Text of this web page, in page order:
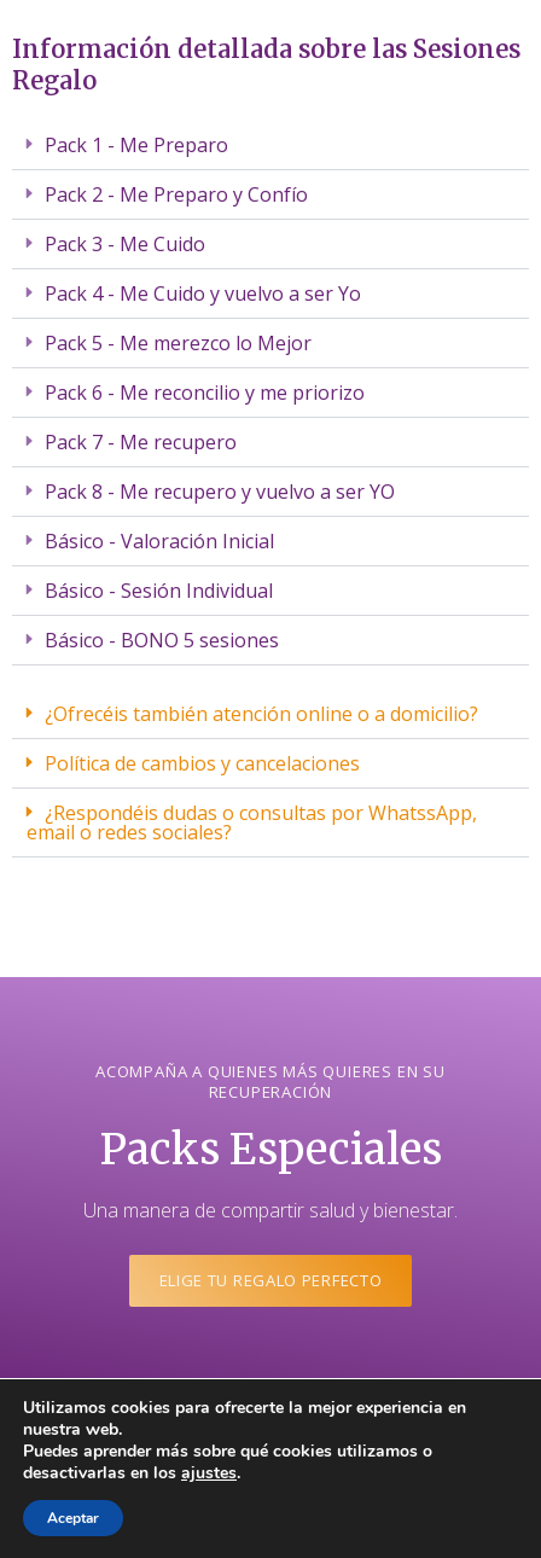
Información detallada sobre las Sesiones
Regalo
Pack 1 - Me Preparo
Pack 2 - Me Preparo y Confío
Pack 3 - Me Cuido
Pack 4 - Me Cuido y vuelvo a ser Yo
Pack 5 - Me merezco lo Mejor
Pack 6 - Me reconcilio y me priorizo
Pack 7 - Me recupero
Pack 8 - Me recupero y vuelvo a ser YO
Básico - Valoración Inicial
Básico - Sesión Individual
Básico - BONO 5 sesiones
¿Ofrecéis también atención online o a domicilio?
Política de cambios y cancelaciones
¿Respondéis dudas o consultas por WhatssApp,
email o redes sociales?
ACOMPAÑA A QUIENES MÁS QUIERES EN SU
RECUPERACIÓN
Packs Especiales
Una manera de compartir salud y bienestar.
ELIGE TU REGALO PERFECTO
Utilizamos cookies para ofrecerte la mejor experiencia en
nuestra web.
Puedes aprender más sobre qué cookies utilizamos o
desactivarlas en los ajustes.
Aceptar